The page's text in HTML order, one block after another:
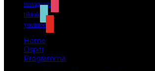
instagram
tiktok
youtube
Home
Ospiti
Programma